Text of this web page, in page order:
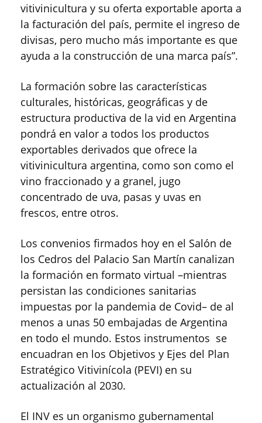
vitivinicultura y su oferta exportable aporta a
la facturación del país, permite el ingreso de
divisas, pero mucho más importante es que
ayuda a la construcción de una marca país”.
La formación sobre las características
culturales, históricas, geográficas y de
estructura productiva de la vid en Argentina
pondrá en valor a todos los productos
exportables derivados que ofrece la
vitivinicultura argentina, como son como el
vino fraccionado y a granel, jugo
concentrado de uva, pasas y uvas en
frescos, entre otros.
Los convenios firmados hoy en el Salón de
los Cedros del Palacio San Martín canalizan
la formación en formato virtual –mientras
persistan las condiciones sanitarias
impuestas por la pandemia de Covid– de al
menos a unas 50 embajadas de Argentina
en todo el mundo. Estos instrumentos se
encuadran en los Objetivos y Ejes del Plan
Estratégico Vitivinícola (PEVI) en su
actualización al 2030.
El INV es un organismo gubernamental